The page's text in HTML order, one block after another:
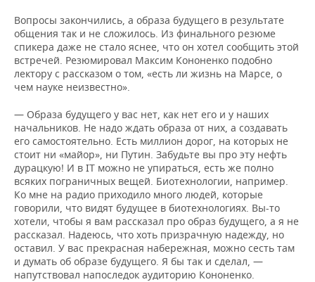
Вопросы закончились, а образа будущего в результате
общения так и не сложилось. Из финального резюме
спикера даже не стало яснее, что он хотел сообщить этой
встречей. Резюмировал Максим Кононенко подобно
лектору с рассказом о том, «есть ли жизнь на Марсе, о
чем науке неизвестно».
— Образа будущего у вас нет, как нет его и у наших
начальников. Не надо ждать образа от них, а создавать
его самостоятельно. Есть миллион дорог, на которых не
стоит ни «майор», ни Путин. Забудьте вы про эту нефть
дурацкую! И в IT можно не упираться, есть же полно
всяких пограничных вещей. Биотехнологии, например.
Ко мне на радио приходило много людей, которые
говорили, что видят будущее в биотехнологиях. Вы-то
хотели, чтобы я вам рассказал про образ будущего, а я не
рассказал. Надеюсь, что хоть призрачную надежду, но
оставил. У вас прекрасная набережная, можно сесть там
и думать об образе будущего. Я бы так и сделал, —
напутствовал напоследок аудиторию Кононенко.